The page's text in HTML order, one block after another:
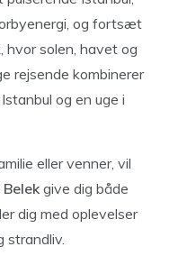
og fortsæt
hvor solen, havet og
rejsende kombinerer
og en uge i
eller venner, vil
give dig både
dig med oplevelser
strandliv.